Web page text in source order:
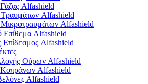
Alfashield
Τραυμάτων Alfashield
Μικροτραυμάτων Alfashield
Eπίθεμα Alfashield
Επίδεσμος Alfashield
Ούρων Alfashield
Κοπράνων Alfashield
Alfashield